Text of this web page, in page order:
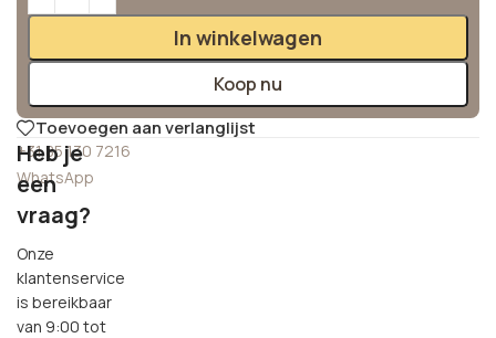
In winkelwagen
Koop nu
Toevoegen aan verlanglijst
+31 85 130 7216
WhatsApp
Heb je
een
vraag?
Onze
klantenservice
is bereikbaar
van 9:00 tot